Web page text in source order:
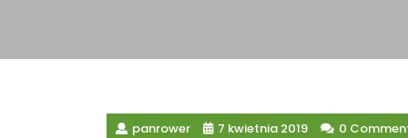
panrower 7 kwietnia 2019 0